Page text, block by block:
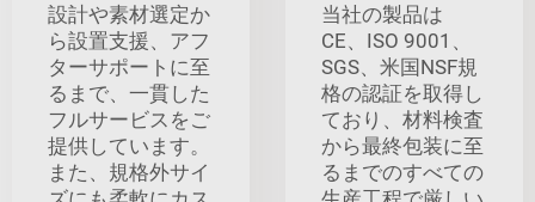
設計や素材選定か
ら設置支援、アフ
ターサポートに至
るまで、一貫した
フルサービスをご
提供しています。
また、規格外サイ
当社の製品は
CE、ISO 9001、
SGS、米国NSF規
格の認証を取得し
ており、材料検査
から最終包装に至
るまでのすべての